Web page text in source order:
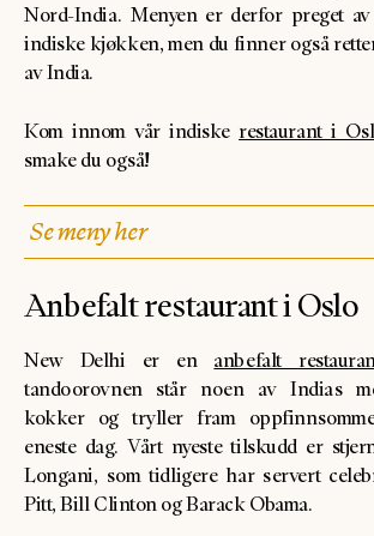
Nord-India. Menyen er derfor preget
indiske kjøkken, men du finner også
av India.
Kom innom vår indiske restaurant i
smake du også!
Se meny her
Anbefalt restaurant i Oslo
New Delhi er en anbefalt
tandoorovnen står noen av Indias
kokker og tryller fram
eneste dag. Vårt nyeste tilskudd er
Longani, som tidligere har servert
Pitt, Bill Clinton og Barack Obama.